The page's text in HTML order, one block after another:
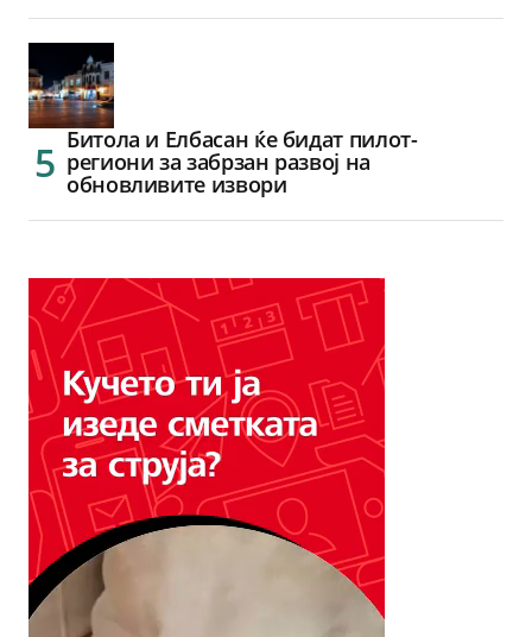
Битола и Елбасан ќе бидат пилот-
региони за забрзан развој на
обновливите извори